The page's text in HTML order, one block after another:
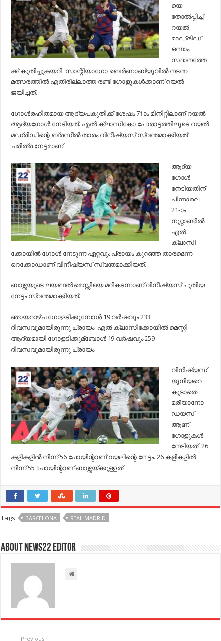
യെ
തോല്‍പ്പിച്ച്‌
റയല്‍
മാഡ്രിഡ്
ഒന്നാം
സ്ഥാനത്തേ
ക്ക് കുതിച്ചുകയറി. സാന്റിയാഗോ ബെര്‍ണാബ്യൂവില്‍ നടന്ന
മത്സരത്തില്‍ എതിരില്ലാത്ത രണ്ട് ഗോളുകള്‍ക്കാണ് റയല്‍
ജയിച്ചത്.
ഗോള്‍രഹിതമായ ആദ്യപകുതിക്ക് ശേഷം 71ാം മിനിറ്റിലാണ് റയല്‍
ആദ്യഗോള്‍ നേടിയത്. എല്‍ ക്ലാസികോ പോരാട്ടത്തിലൂടെ റയല്‍
മഡ്രിഡിന്റെ ബ്രസീല്‍ താരം വിനീഷ്യസ് സ്വന്തമാക്കിയത്
ചരിത്ര നേട്ടമാണ്.
ആദ്യ
ഗോള്‍
നേടിയതിന്
പിന്നാലെ
21-ാം
നൂറ്റാണ്ടില്‍
എല്‍
ക്ലാസി
ക്കോയില്‍ ഗോള്‍ നേടുന്ന ഏറ്റവും പ്രായം കുറഞ്ഞ താരമെന്ന
റെക്കോഡാണ് വിനീഷ്യസ് സ്വന്തമാക്കിയത്.
ബാഴ്സയുടെ ലയണല്‍ മെസ്സിയെ മറികടന്നാണ് വിനീഷ്യസ് പുതിയ
നേട്ടം സ്വന്തമാക്കിയത്.
ഞായറാഴ്ച ഗോളടിക്കുമ്പോള്‍ 19 വര്‍ഷവും 233
ദിവസവുമായിരുന്നു പ്രായം. എല്‍ ക്ലാസിക്കോയില്‍ മെസ്സി
ആദ്യമായി ഗോളടിക്കുമ്ബോള്‍ 19 വര്‍ഷവും 259
ദിവസവുമായിരുന്നു പ്രായം.
വിനീഷ്യസ്
ജൂനിയറെ
കൂടാതെ
മരിയാനോ
ഡയസ്
ആണ്
ഗോളുകള്‍
നേടിയത്. 26
കളികളില്‍ നിന്ന് 56 പോയിന്റാണ് റയലിന്റെ നേട്ടം. 26 കളികളില്‍
നിന്ന് 55 പോയിന്റാണ് ബാഴ്സയ്ക്കുള്ളത്.
Tags BARCELONA REAL MADRID
About NEWS22 EDITOR
Previous